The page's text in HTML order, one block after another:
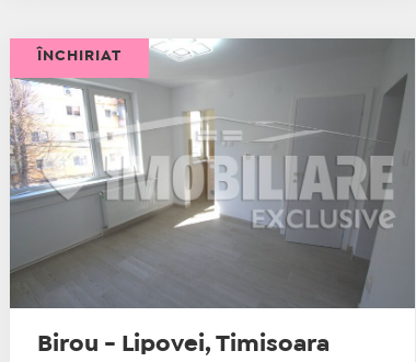
Birou - Lipovei, Timisoara
ÎNCHIRIAT